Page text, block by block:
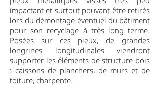
impactant et surtout pouvant être retirés
lors du démontage éventuel du bâtiment
pour son recyclage à très long terme.
Posées sur ces pieux, de grandes
longrines longitudinales viendront
supporter les éléments de structure bois
: caissons de planchers, de murs et de
toiture, charpente.